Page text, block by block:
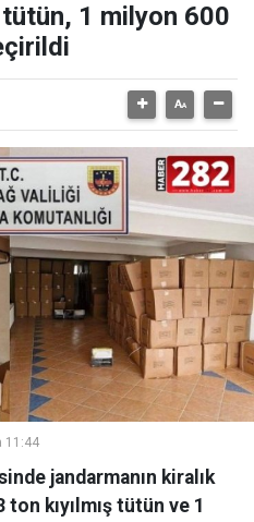
1 milyon 600
11:44
jandarmanın kiralık
ton kıyılmış tütün ve 1